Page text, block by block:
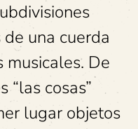
una cuerda
De
“las cosas”
lugar objetos